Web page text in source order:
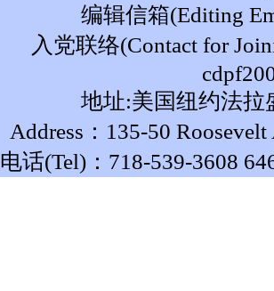
编辑信箱(Editing
入党联络(Contact for
地址:美国纽约法拉
Address：135-50
电话(Tel)：718-539-3608